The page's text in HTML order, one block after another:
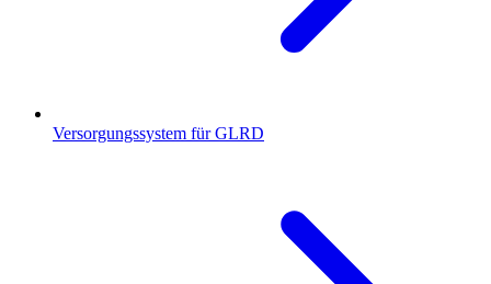
Versorgungssystem für GLRD